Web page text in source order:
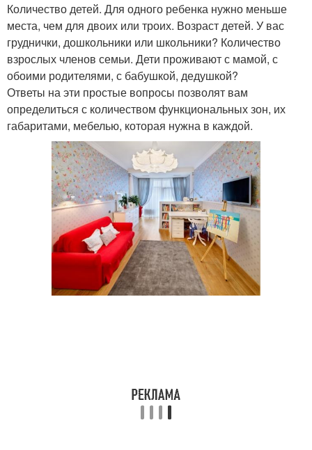
Количество детей. Для одного ребенка нужно меньше
места, чем для двоих или троих. Возраст детей. У вас
груднички, дошкольники или школьники? Количество
взрослых членов семьи. Дети проживают с мамой, с
обоими родителями, с бабушкой, дедушкой?
Ответы на эти простые вопросы позволят вам
определиться с количеством функциональных зон, их
габаритами, мебелью, которая нужна в каждой.